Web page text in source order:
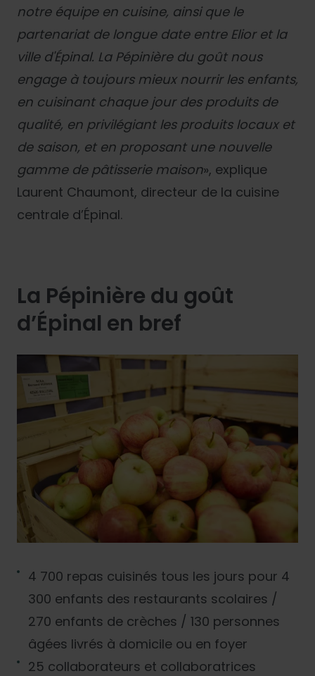
notre équipe en cuisine, ainsi que le
partenariat de longue date entre Elior et la
ville d'Épinal. La Pépinière du goût nous
engage à toujours mieux nourrir les enfants,
en cuisinant chaque jour des produits de
qualité, en privilégiant les produits locaux et
de saison, et en proposant une nouvelle
gamme de pâtisserie maison», explique
Laurent Chaumont, directeur de la cuisine
centrale d’Épinal.
La Pépinière du goût
d’Épinal en bref
4 700 repas cuisinés tous les jours pour 4
300 enfants des restaurants scolaires /
270 enfants de crèches / 130 personnes
âgées livrés à domicile ou en foyer
25 collaborateurs et collaboratrices